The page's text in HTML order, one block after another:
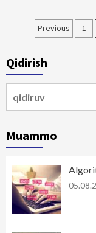
Previous 1
Qidirish
Muammo